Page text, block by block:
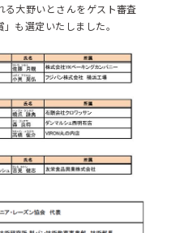
る大野いとさんをゲスト審査
も選定いたしました。